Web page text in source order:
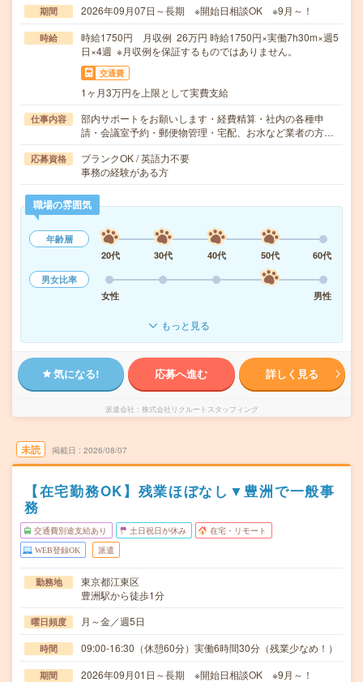
期間 2026年09月07日～長期 ※開始日相談OK ※9月～！
時給
時給1750円 月収例 26万円 時給1750円×実働7h30m×週5
日×4週 ※月収例を保証するものではありません。
交通費
1ヶ月3万円を上限として実費支給
仕事内容
部内サポートをお願いします・経費精算・社内の各種申
請・会議室予約・郵便物管理・宅配、お水など業者の方…
応募資格
ブランクOK / 英語力不要
事務の経験がある方
職場の雰囲気
年齢層
20代
30代 40代 50代
60代
男女比率
女性
男性
もっと見る
気になる! 応募へ進む 詳しく見る
派遣会社 株式会社リクルートスタッフィング
未読 掲載日 2026/08/07
【在宅勤務OK】残業ほぼなし▼豊洲で一般事
務
交通費別途支給あり 土日祝日が休み 在宅・リモート
WEB登録OK 派遣
勤務地
東京都江東区
豊洲駅から徒歩1分
曜日頻度 月～金／週5日
時間 09:00-16:30（休憩60分）実働6時間30分（残業少なめ！）
期間 2026年09月01日～長期 ※開始日相談OK ※9月～！